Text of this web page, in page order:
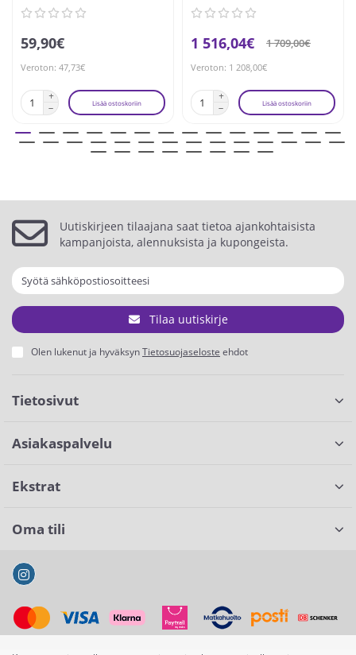
59,90€
Veroton: 47,73€
Lisää ostoskoriin
1 516,04€ 1 709,00€
Veroton: 1 208,00€
Lisää ostoskoriin
Uutiskirjeen tilaajana saat tietoa ajankohtaisista
kampanjoista, alennuksista ja kupongeista.
Tilaa uutiskirje
Olen lukenut ja hyväksynTietosuojaseloste ehdot
Tietosivut
Asiakaspalvelu
Ekstrat
Oma tili